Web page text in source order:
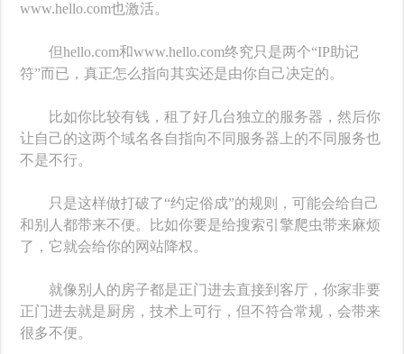
www.hello.com也激活。
但hello.com和www.hello.com终究只是两个“IP助记
符”而已，真正怎么指向其实还是由你自己决定的。
比如你比较有钱，租了好几台独立的服务器，然后你
让自己的这两个域名各自指向不同服务器上的不同服务也
不是不行。
只是这样做打破了“约定俗成”的规则，可能会给自己
和别人都带来不便。比如你要是给搜索引擎爬虫带来麻烦
了，它就会给你的网站降权。
就像别人的房子都是正门进去直接到客厅，你家非要
正门进去就是厨房，技术上可行，但不符合常规，会带来
很多不便。